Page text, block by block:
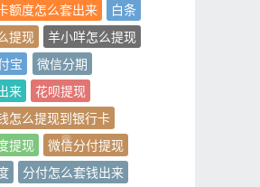
额度怎么套出来
白条
提现
羊小咩怎么提现
宝
微信分期
来
花呗提现
怎么提现到银行卡
提现
微信分付提现
分付怎么套钱出来